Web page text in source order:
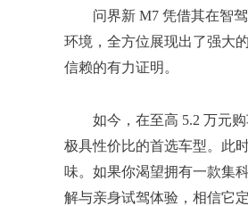
问界新 M7 凭借其在智
环境，全方位展现出了强大
信赖的有力证明。
如今，在至高 5.2 万元
极具性价比的首选车型。此
味。如果你渴望拥有一款集
解与亲身试驾体验，相信它